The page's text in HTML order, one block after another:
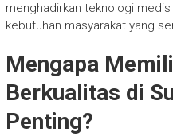
menghadirkan teknologi
kebutuhan masyarakat yang
Mengapa
Berkualitas di
Penting?